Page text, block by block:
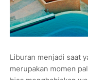
Liburan menjadi saat
merupakan momen